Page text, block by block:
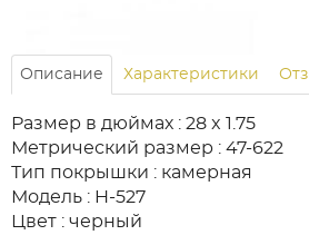
Описание Характеристики
Размер в дюймах : 28 x 1.75
Метрический размер : 47-622
Тип покрышки : камерная
Модель : H-527
Цвет : черный